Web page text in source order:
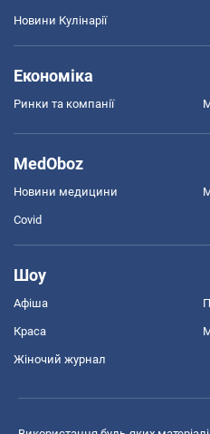
Новини Кулінарії
Економіка
Ринки та компанії
MedOboz
Новини медицини
Covid
Шоу
Афіша
Краса
Жіночий журнал